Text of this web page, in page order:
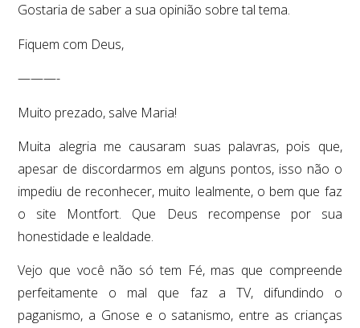
Gostaria de saber a sua opinião sobre tal tema.
Fiquem com Deus,
———-
Muito prezado, salve Maria!
Muita alegria me causaram suas palavras, pois que,
apesar de discordarmos em alguns pontos, isso não o
impediu de reconhecer, muito lealmente, o bem que faz
o site Montfort. Que Deus recompense por sua
honestidade e lealdade.
Vejo que você não só tem Fé, mas que compreende
perfeitamente o mal que faz a TV, difundindo o
paganismo, a Gnose e o satanismo, entre as crianças